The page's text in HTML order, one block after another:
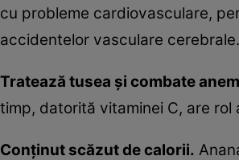
cu probleme cardiovasculare,
accidentelor vasculare cerebrale.
Tratează tusea şi combate
timp, datorită vitaminei C, are
Conţinut scăzut de calorii.